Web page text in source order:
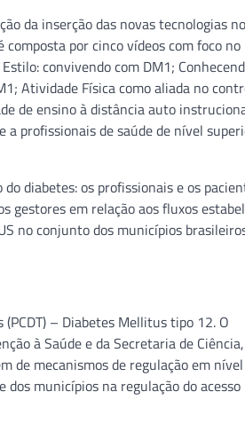
da inserção das novas tecnologias no
por cinco vídeos com foco no
convivendo com DM1;
Atividade Física como aliada no
de ensino à distância auto
a profissionais de saúde de nível
diabetes: os profissionais e os
gestores em relação aos fluxos
no conjunto dos municípios
– Diabetes Mellitus tipo 12. O
à Saúde e da Secretaria de Ciência,
de mecanismos de regulação em nível
municípios na regulação do acesso